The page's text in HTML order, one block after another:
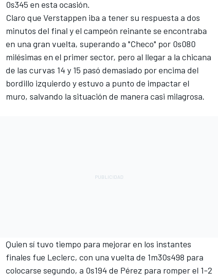
0s345 en esta ocasión.
Claro que Verstappen iba a tener su respuesta a dos
minutos del final y el campeón reinante se encontraba
en una gran vuelta, superando a "Checo" por 0s080
milésimas en el primer sector, pero al llegar a la chicana
de las curvas 14 y 15 pasó demasiado por encima del
bordillo izquierdo y estuvo a punto de impactar el
muro, salvando la situación de manera casi milagrosa.
Quien sí tuvo tiempo para mejorar en los instantes
finales fue Leclerc, con una vuelta de 1m30s498 para
colocarse segundo, a 0s194 de Pérez para romper el 1-2